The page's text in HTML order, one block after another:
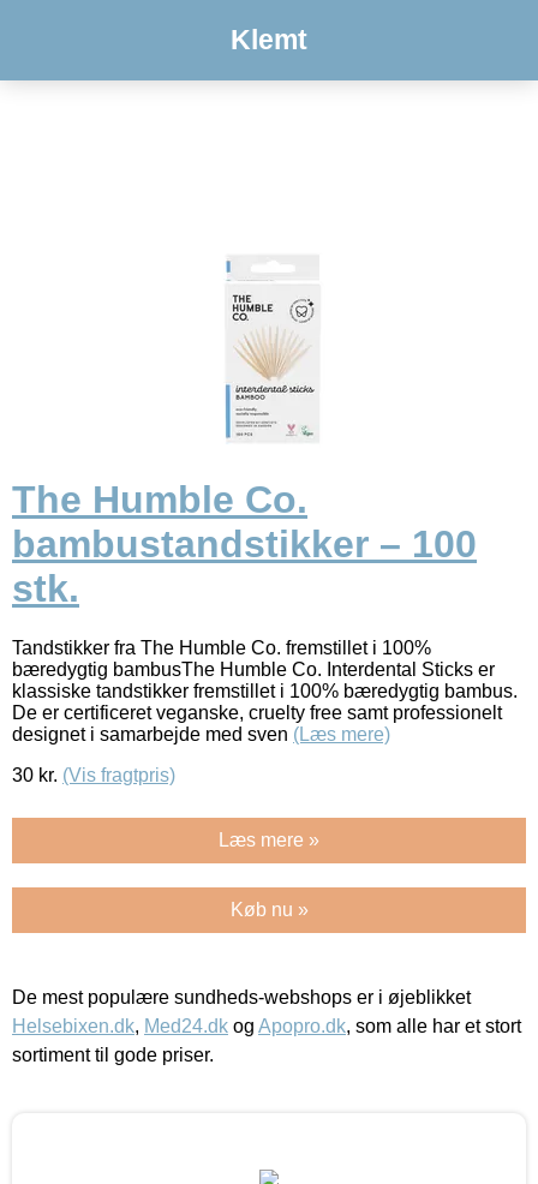
Klemt
The Humble Co.
bambustandstikker – 100
stk.
Tandstikker fra The Humble Co. fremstillet i 100%
bæredygtig bambusThe Humble Co. Interdental Sticks er
klassiske tandstikker fremstillet i 100% bæredygtig bambus.
De er certificeret veganske, cruelty free samt professionelt
designet i samarbejde med sven (Læs mere)
30 kr. (Vis fragtpris)
Læs mere »
Køb nu »
De mest populære sundheds-webshops er i øjeblikket
Helsebixen.dk, Med24.dk og Apopro.dk, som alle har et stort
sortiment til gode priser.